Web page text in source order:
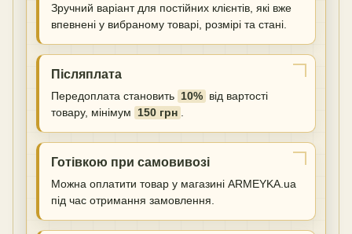
Зручний варіант для постійних клієнтів, які вже
впевнені у вибраному товарі, розмірі та стані.
Післяплата
Передоплата становить 10% від вартості
товару, мінімум
150 грн
Готівкою при самовивозі
Можна оплатити товар у магазині ARMEYKA.ua
під час отримання замовлення.